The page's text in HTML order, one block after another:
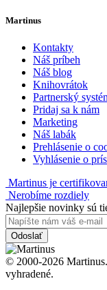
Martinus
Kontakty
Náš príbeh
Náš blog
Knihovrátok
Partnerský
Pridaj sa k nám
Marketing
Náš labák
Prehlásenie o
Vyhlásenie o
Martinus je
Nerobíme rozdiely
Najlepšie novinky sú
Odoslať
© 2000-2026
vyhradené.